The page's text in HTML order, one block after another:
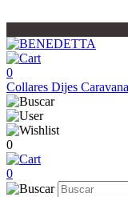
0
Collares Dijes
0
0